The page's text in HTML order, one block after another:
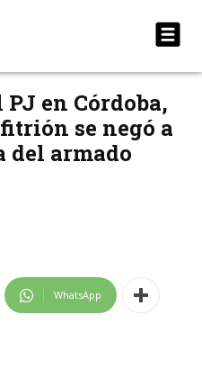
en Córdoba,
se negó a
armado
WhatsApp